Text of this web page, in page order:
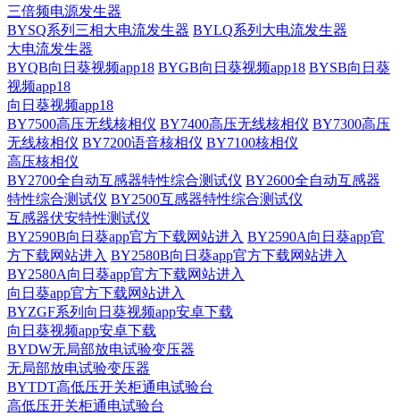
三倍频电源发生器
BYSQ系列三相大电流发生器 BYLQ系列大电流发生器
大电流发生器
BYQB向日葵视频app18 BYGB向日葵视频app18 BYSB向日葵
视频app18
向日葵视频app18
BY7500高压无线核相仪 BY7400高压无线核相仪 BY7300高压
无线核相仪 BY7200语音核相仪 BY7100核相仪
高压核相仪
BY2700全自动互感器特性综合测试仪 BY2600全自动互感器
特性综合测试仪 BY2500互感器特性综合测试仪
互感器伏安特性测试仪
BY2590B向日葵app官方下载网站进入 BY2590A向日葵app官
方下载网站进入 BY2580B向日葵app官方下载网站进入
BY2580A向日葵app官方下载网站进入
向日葵app官方下载网站进入
BYZGF系列向日葵视频app安卓下载
向日葵视频app安卓下载
BYDW无局部放电试验变压器
无局部放电试验变压器
BYTDT高低压开关柜通电试验台
高低压开关柜通电试验台